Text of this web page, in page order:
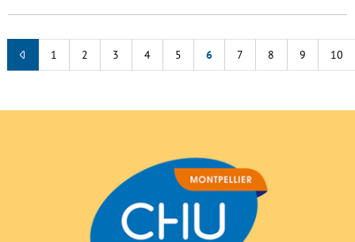
1 2 3 4 5 6 7 8 9 10